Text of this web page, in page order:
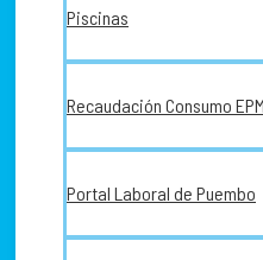
Piscinas
Recaudación Consumo
Portal Laboral de Puembo